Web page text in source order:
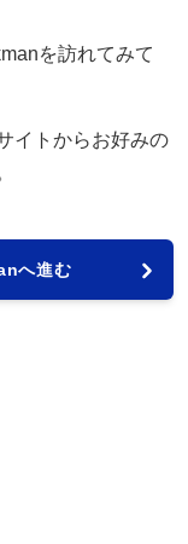
を訪れてみて
イトからお好みの
へ進む